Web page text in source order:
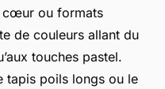
cœur ou formats
de couleurs allant du
touches pastel.
tapis poils longs ou le